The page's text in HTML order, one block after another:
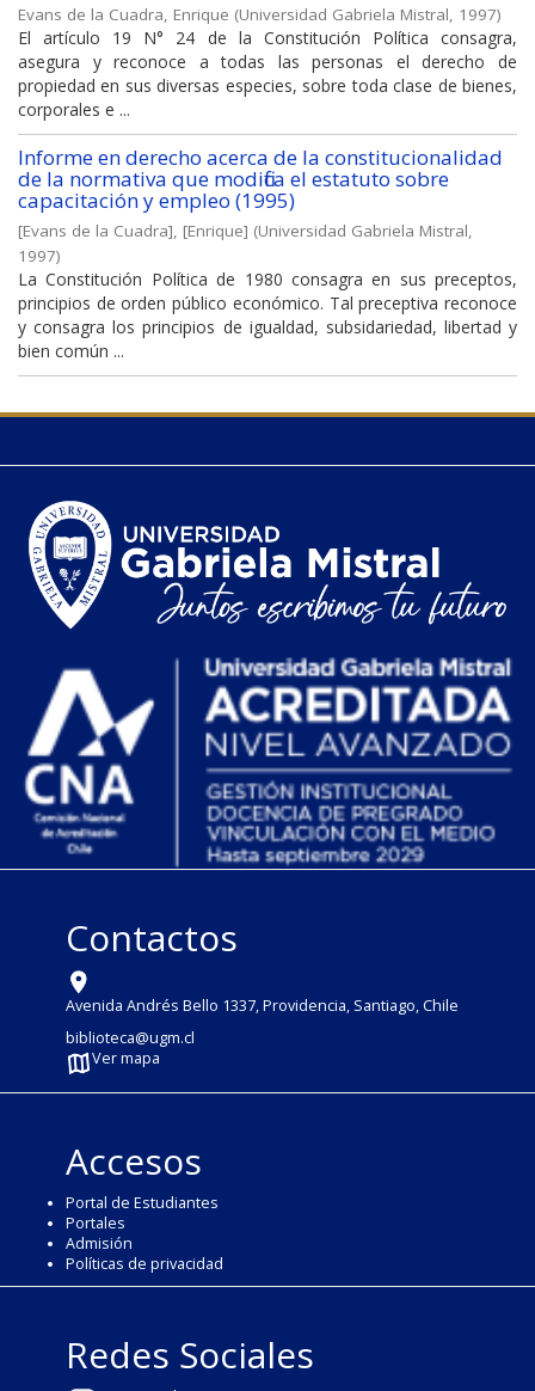
Evans de la Cuadra, Enrique (Universidad Gabriela Mistral, 1997)
El artículo 19 N° 24 de la Constitución Política consagra,
asegura y reconoce a todas las personas el derecho de
propiedad en sus diversas especies, sobre toda clase de bienes,
corporales e ...
Informe en derecho acerca de la constitucionalidad
de la normativa que modifica el estatuto sobre
capacitación y empleo (1995)
[Evans de la Cuadra], [Enrique] (Universidad Gabriela Mistral,
1997)
La Constitución Política de 1980 consagra en sus preceptos,
principios de orden público económico. Tal preceptiva reconoce
y consagra los principios de igualdad, subsidariedad, libertad y
bien común ...
Contactos
Avenida Andrés Bello 1337, Providencia, Santiago, Chile
biblioteca@ugm.cl
Ver mapa
Accesos
Portal de Estudiantes
Portales
Admisión
Políticas de privacidad
Redes Sociales